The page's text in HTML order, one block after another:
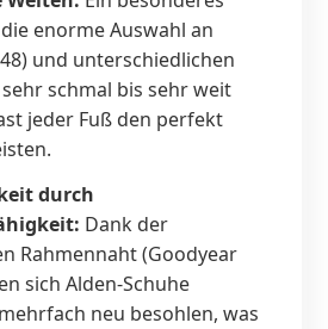
enorme Auswahl an
und unterschiedlichen
schmal bis sehr weit
jeder Fuß den perfekt
durch
Dank der
Rahmennaht (Goodyear
sich Alden-Schuhe
neu besohlen, was